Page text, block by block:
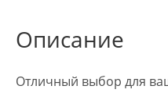
Описание
Отличный выбор для